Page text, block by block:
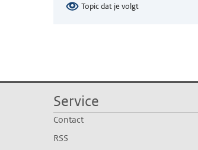
Topic dat je volgt
Service
Contact
RSS